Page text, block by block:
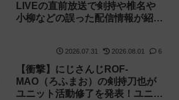
LIVEの直前放送で剣持や椎名や
小柳などの誤った配信情報が紹介
2026.07.31 2026.08.01 6
【衝撃】にじさんじROF-
MAO（ろふまお）の剣持刀也が
ユニット活動修了を発表！ユニッ